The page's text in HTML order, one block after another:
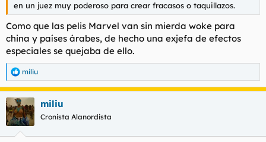
en un juez muy poderoso para crear fracasos o taquillazos.
Como que las pelis Marvel van sin mierda woke para
china y países árabes, de hecho una exjefa de efectos
especiales se quejaba de ello.
R
e
a
c
c
i
miliu
miliu
Cronista Alanordista